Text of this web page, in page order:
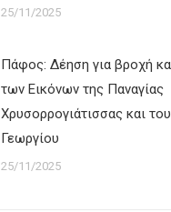
25/11/2025
Πάφος: Δέηση για βροχή
των Εικόνων της Παναγίας
Χρυσορρογιάτισσας και
Γεωργίου
25/11/2025